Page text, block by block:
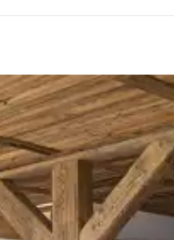
guidera vers les offres